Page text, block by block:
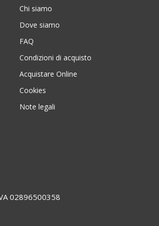
Chi siamo
Dove siamo
FAQ
Condizioni di acquisto
Acquistare Online
Cookies
Note legali
02896500358